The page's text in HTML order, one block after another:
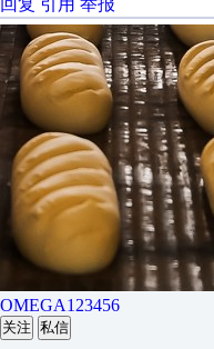
回复 引用 举报
OMEGA123456
关注 私信